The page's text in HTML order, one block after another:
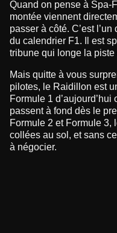
Quand on pense à Spa-
montée viennent
passer à côté. C’est
du calendrier F1. Il est
tribune qui longe la
Mais quitte à vous
pilotes, le Raidillon est
Formule 1
passent à fond dès le
Formule 2 et Formule 3,
collées au sol, et sans
à négocier.